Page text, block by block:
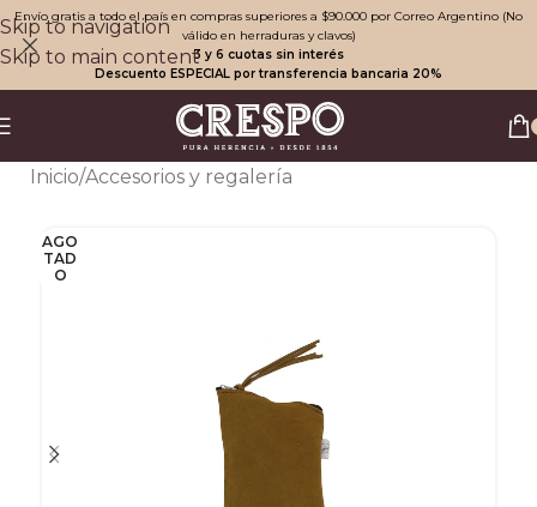
Skip to navigation
Skip to main content
Envío gratis a todo el país en compras superiores a $90.000 por Correo Argentino (No
válido en herraduras y clavos)
3 y 6 cuotas sin interés
Descuento ESPECIAL por transferencia bancaria 20%
Inicio/Accesorios y regalería
AGO
TAD
O